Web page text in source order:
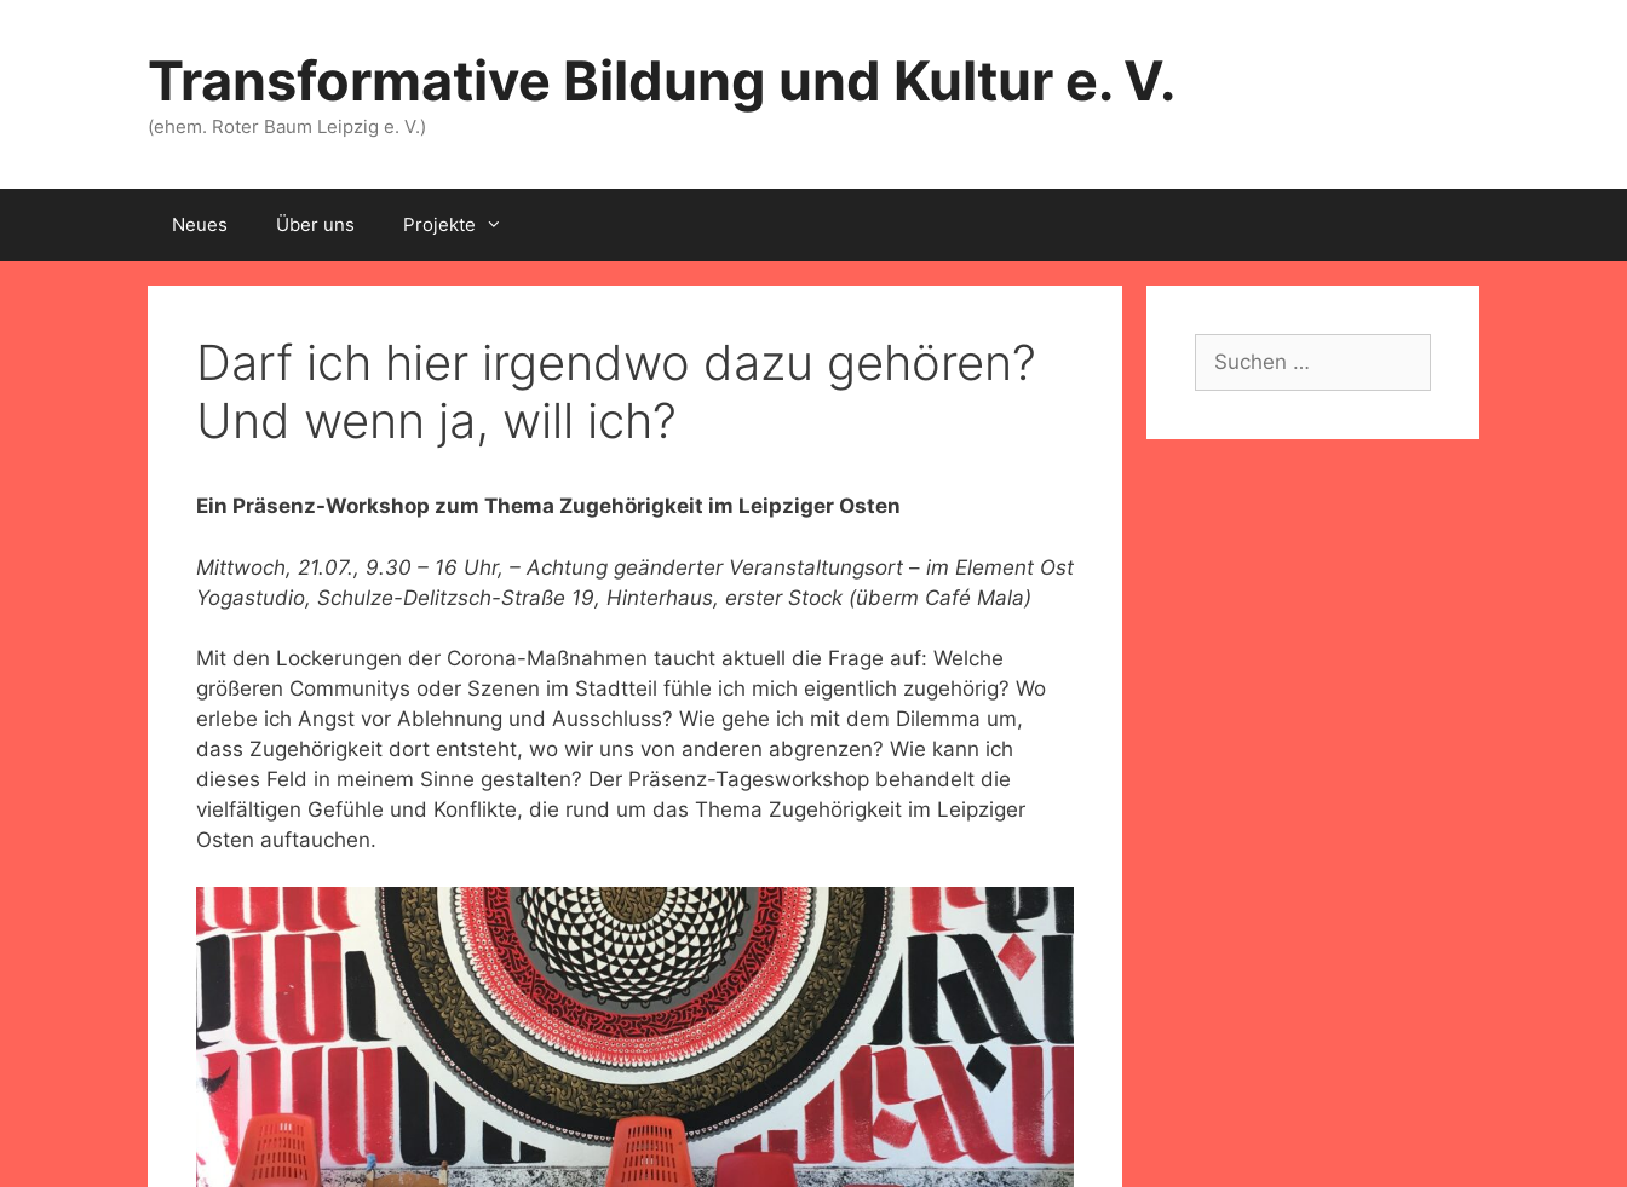
Transformative Bildung und Kultur e. V.
(ehem. Roter Baum Leipzig e. V.)
Neues Über uns Projekte
Darf ich hier irgendwo dazu gehören?
Und wenn ja, will ich?
Ein Präsenz-Workshop zum Thema Zugehörigkeit im Leipziger Osten
Mittwoch, 21.07., 9.30 – 16 Uhr, – Achtung geänderter Veranstaltungsort – im Element Ost
Yogastudio, Schulze-Delitzsch-Straße 19, Hinterhaus, erster Stock (überm Café Mala)
Mit den Lockerungen der Corona-Maßnahmen taucht aktuell die Frage auf: Welche
größeren Communitys oder Szenen im Stadtteil fühle ich mich eigentlich zugehörig? Wo
erlebe ich Angst vor Ablehnung und Ausschluss? Wie gehe ich mit dem Dilemma um,
dass Zugehörigkeit dort entsteht, wo wir uns von anderen abgrenzen? Wie kann ich
dieses Feld in meinem Sinne gestalten? Der Präsenz-Tagesworkshop behandelt die
vielfältigen Gefühle und Konflikte, die rund um das Thema Zugehörigkeit im Leipziger
Osten auftauchen.
Suche
nach: